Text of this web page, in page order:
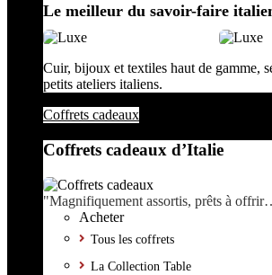
Le meilleur du savoir-faire
Cuir, bijoux et textiles haut de gamme,
petits ateliers italiens.
Coffrets cadeaux
Coffrets cadeaux d’Italie
"Magnifiquement assortis, prêts à
Acheter
Tous les coffrets
La Collection Table